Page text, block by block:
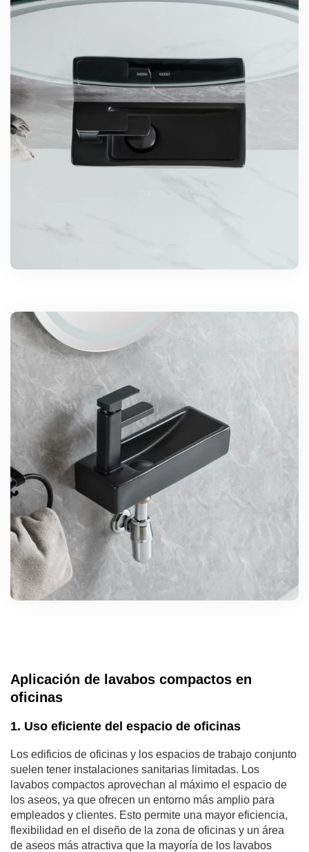
Aplicación de lavabos compactos en
oficinas
1. Uso eficiente del espacio de oficinas
Los edificios de oficinas y los espacios de trabajo conjunto
suelen tener instalaciones sanitarias limitadas. Los
lavabos compactos aprovechan al máximo el espacio de
los aseos, ya que ofrecen un entorno más amplio para
empleados y clientes. Esto permite una mayor eficiencia,
flexibilidad en el diseño de la zona de oficinas y un área
de aseos más atractiva que la mayoría de los lavabos